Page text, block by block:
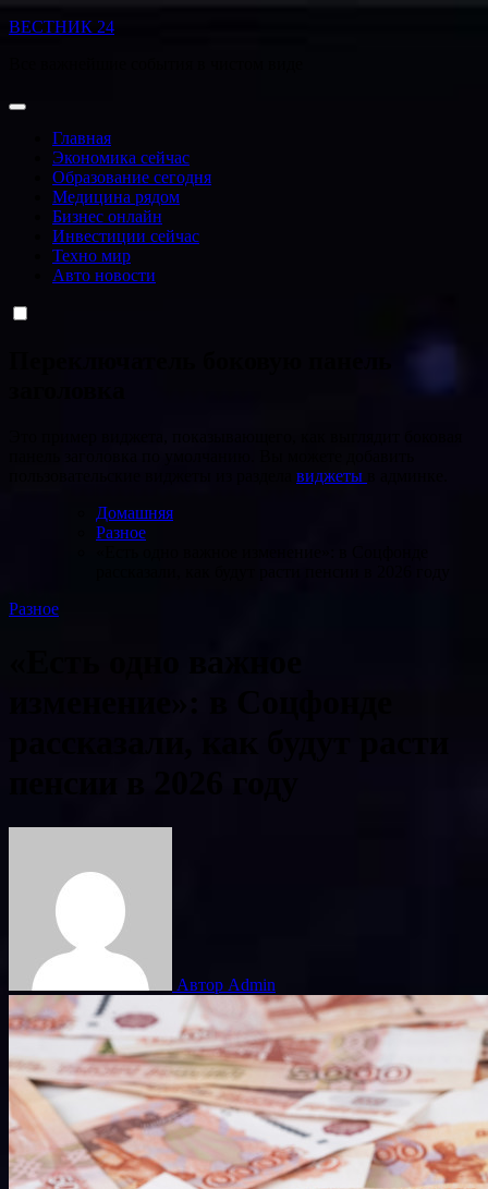
Перейти
ВЕСТНИК 24
Главная
Экономика сейчас
Образование сегодня
Медицина рядом
Бизнес онлайн
Инвестиции сейчас
Техно мир
Авто новости
виджеты
Домашняя
Разное
Разное
Автор Admin